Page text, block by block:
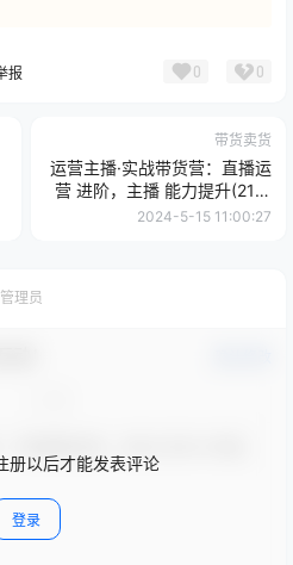
报 0 0
带货卖货
运营主播·实战带货营：直播运
营 进阶，主播 能力提升(21节
课
2024-5-15 11:00:27
管理员
册以后才能发表评论
登录